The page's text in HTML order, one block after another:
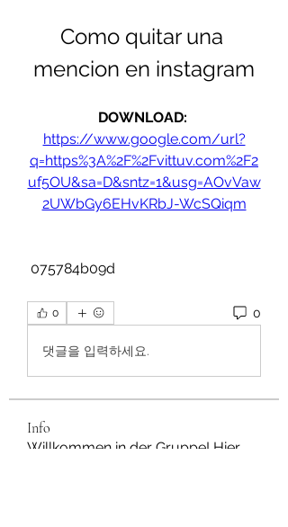
Como quitar una
mencion en instagram
https://www.google.com/url?
q=https%3A%2F%2Fvittuv.com%2F2
uf5OU&sa=D&sntz=1&usg=AOvVaw
2UWbGy6EHvKRbJ-WcSQiqm
075784b09d
0 0
댓글을 입력하세요.
Info
Willkommen in der Gruppe! Hier